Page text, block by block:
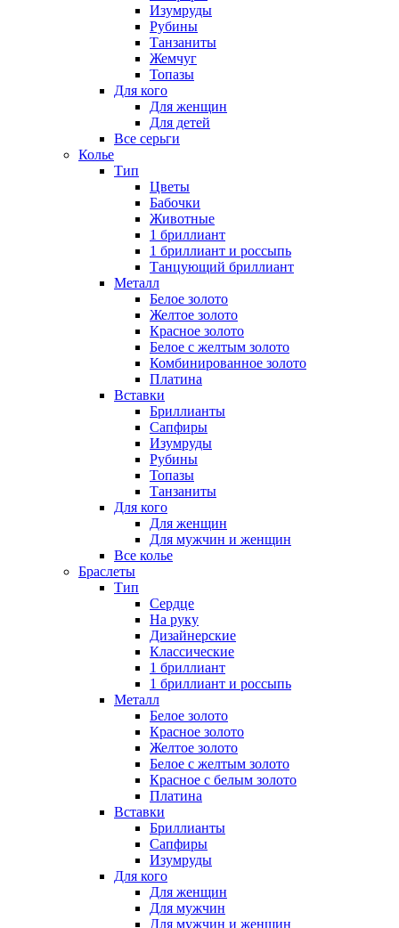
Изумруды
Рубины
Танзаниты
Жемчуг
Топазы
Для кого
Для женщин
Для детей
Все серьги
Колье
Тип
Цветы
Бабочки
Животные
1 бриллиант
1 бриллиант и россыпь
Танцующий бриллиант
Металл
Белое золото
Желтое золото
Красное золото
Белое с желтым золото
Комбинированное золото
Платина
Вставки
Бриллианты
Сапфиры
Изумруды
Рубины
Топазы
Танзаниты
Для кого
Для женщин
Для мужчин и женщин
Все колье
Браслеты
Тип
Сердце
На руку
Дизайнерские
Классические
1 бриллиант
1 бриллиант и россыпь
Металл
Белое золото
Красное золото
Желтое золото
Белое с желтым золото
Красное с белым золото
Платина
Вставки
Бриллианты
Сапфиры
Изумруды
Для кого
Для женщин
Для мужчин
Для мужчин и женщин